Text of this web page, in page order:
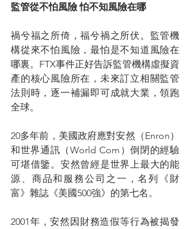
監管從不怕風險 怕不知風險在哪
禍兮福之所倚，福兮禍之所伏。監管機
構從來不怕風險，最怕是不知道風險在
哪裏。FTX事件正好告訴監管機構虛擬資
產的核心風險所在，未來訂立相關監管
法則時，逐一補漏即可成就大業，領跑
全球。
20多年前，美國政府應對安然（Enron）
和世界通訊（World Com）倒閉的經驗
可堪借鑒。安然曾經是世界上最大的能
源、商品和服務公司之一，名列《財
富》雜誌《美國500強》的第七名。
2001年，安然因財務造假等行為被揭發